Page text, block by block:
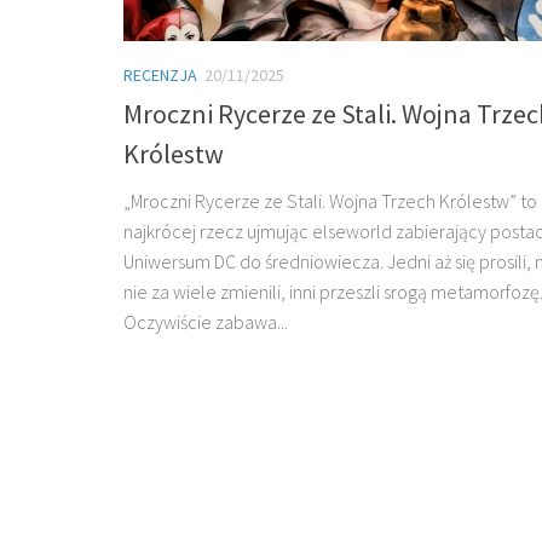
RECENZJA 20/11/2025
Mroczni Rycerze ze Stali. Wojna
Królestw
„Mroczni Rycerze ze Stali. Wojna Trzech Królestw” to
najkrócej rzecz ujmując elseworld zabierający
Uniwersum DC do średniowiecza. Jedni aż się prosili,
nie za wiele zmienili, inni przeszli srogą metamorfozę.
Oczywiście zabawa...